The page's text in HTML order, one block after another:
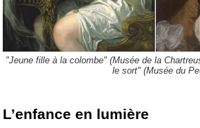
"Jeune fille à la colombe" (Musée de la
le sort" (Musée du
​L’enfance en lumière